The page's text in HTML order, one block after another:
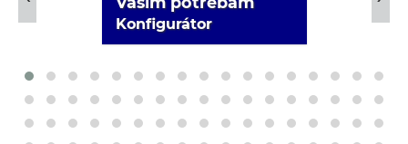
Konfigurátor